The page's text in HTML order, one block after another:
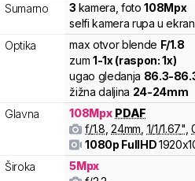
Sumarno 3 kamera foto108Mpx
selfi kamera rupa u
Optika
max otvor blende F/1.8
zum1-1x (raspon:1x)
ugao gledanja 86.3-
žižna daljina 24-24mm
Glavna
108Mpx PDAF
f/1.8 24mm 1/1/1.67"
1080p FullHD
Široka
5Mpx